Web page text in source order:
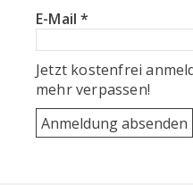
E-Mail*
Jetzt kostenfrei
mehr verpassen!